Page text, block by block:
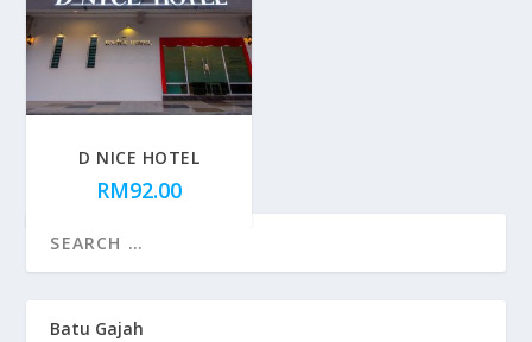
D NICE HOTEL
RM92.00
Batu Gajah